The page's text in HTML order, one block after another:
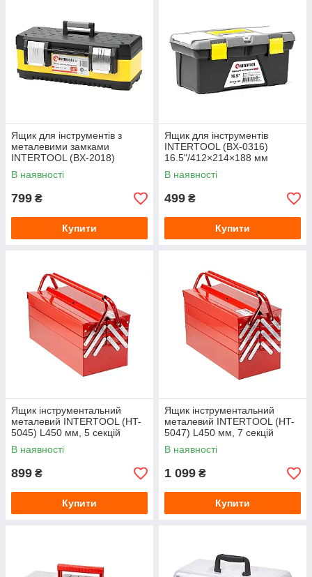
Ящик для інструментів з
металевими замками
INTERTOOL (BX-2018)
18"/462×212×177 мм
В наявності
799 ₴
Купити
Ящик для інструментів
INTERTOOL (BX-0316)
16.5"/412×214×188 мм
В наявності
499 ₴
Купити
Ящик інструментальний
металевий INTERTOOL (HT-
5045) L450 мм, 5 секцій
В наявності
899 ₴
Купити
Ящик інструментальний
металевий INTERTOOL (HT-
5047) L450 мм, 7 секцій
В наявності
1 099 ₴
Купити